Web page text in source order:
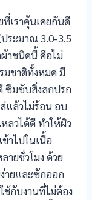
เราคุ้นเคยกันดี
ระมาณ 3.0-3.5
าชนิดนี้ คือไม่
มชาติทั้งหมด มี
ซึมซับสิ่งสกปรก
แล้วไม่ร้อน อบ
ลวได้ดี ทำให้ผิว
าไปในเนื้อ
ายชั่วโมง ด้วย
ายและซักออก
ช้กับงานที่ไม่ต้อง